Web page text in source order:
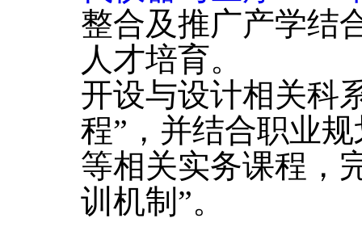
整合及推广产学结
人才培育。
开设与设计相关科
程”，并结合职业
等相关实务课程，
训机制”。